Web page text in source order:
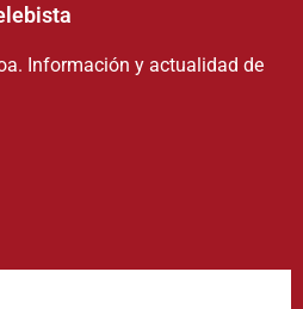
Información y actualidad de